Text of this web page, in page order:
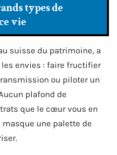
types de
vie
suisse du patrimoine, a
les envies : faire fructifier
ou piloter un
plafond de
que le cœur vous en
une palette de